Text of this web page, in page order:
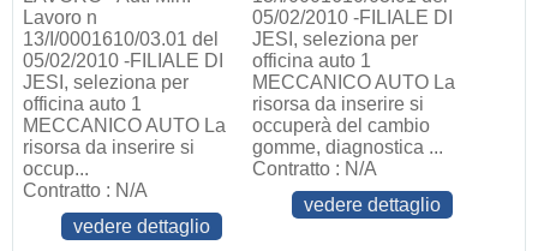
Lavoro n
13/I/0001610/03.01 del
05/02/2010 -FILIALE DI
JESI, seleziona per
officina auto 1
MECCANICO AUTO La
risorsa da inserire si
occup...
Contratto : N/A
vedere dettaglio
05/02/2010 -FILIALE DI
JESI, seleziona per
officina auto 1
MECCANICO AUTO La
risorsa da inserire si
occuperà del cambio
gomme, diagnostica ...
Contratto : N/A
vedere dettaglio